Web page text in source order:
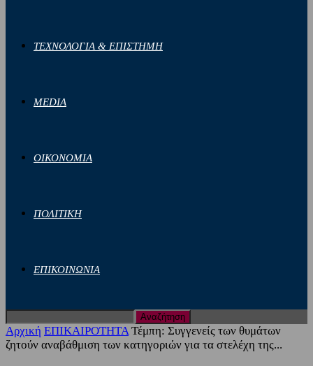
ΤΕΧΝΟΛΟΓΙΑ & ΕΠΙΣΤΗΜΗ
MEDIA
ΟΙΚΟΝΟΜΙΑ
ΠΟΛΙΤΙΚΗ
ΕΠΙΚΟΙΝΩΝΙΑ
Αρχική ΕΠΙΚΑΙΡΟΤΗΤΑ Τέμπη: Συγγενείς των θυμάτων
ζητούν αναβάθμιση των κατηγοριών για τα στελέχη της...